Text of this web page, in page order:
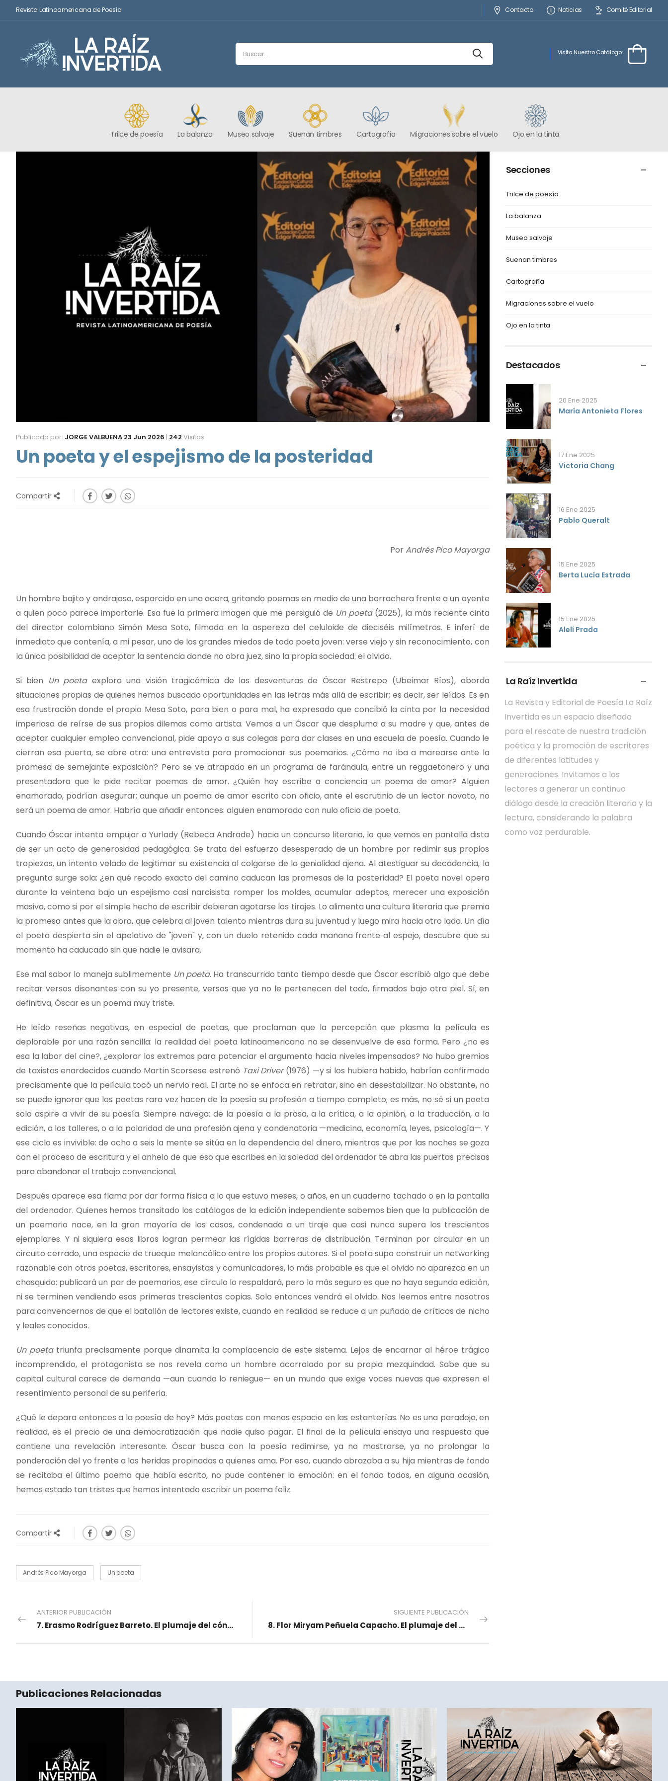
Revista Latinoamericana de Poesía Contacto Noticias Comité Editorial
Visita Nuestro Catálogo:
Trilce de poesía La balanza Museo salvaje Suenan timbres Cartografía Migraciones sobre el vuelo Ojo en la tinta
Publicado por: JORGE VALBUENA 23 Jun 2026 | 242 Visitas
Un poeta y el espejismo de la posteridad
Compartir
PorAndrés Pico Mayorga
Un hombre bajito y andrajoso, esparcido en una acera, gritando poemas en medio de una borrachera frente a un oyente
a quien poco parece importarle. Esa fue la primera imagen que me persiguió de Un poeta(2025), la más reciente cinta
del director colombiano Simón Mesa Soto, filmada en la aspereza del celuloide de dieciséis milímetros. E inferí de
inmediato que contenía, a mi pesar, uno de los grandes miedos de todo poeta joven: verse viejo y sin reconocimiento, con
la única posibilidad de aceptar la sentencia donde no obra juez, sino la propia sociedad: el olvido.
Si bien Un poetaexplora una visión tragicómica de las desventuras de Óscar Restrepo (Ubeimar Ríos), aborda
situaciones propias de quienes hemos buscado oportunidades en las letras más allá de escribir; es decir, ser leídos. Es en
esa frustración donde el propio Mesa Soto, para bien o para mal, ha expresado que concibió la cinta por la necesidad
imperiosa de reírse de sus propios dilemas como artista. Vemos a un Óscar que despluma a su madre y que, antes de
aceptar cualquier empleo convencional, pide apoyo a sus colegas para dar clases en una escuela de poesía. Cuando le
cierran esa puerta, se abre otra: una entrevista para promocionar sus poemarios. ¿Cómo no iba a marearse ante la
promesa de semejante exposición? Pero se ve atrapado en un programa de farándula, entre un reggaetonero y una
presentadora que le pide recitar poemas de amor. ¿Quién hoy escribe a conciencia un poema de amor? Alguien
enamorado, podrían asegurar; aunque un poema de amor escrito con oficio, ante el escrutinio de un lector novato, no
será un poema de amor. Habría que añadir entonces: alguien enamorado con nulo oficio de poeta.
Cuando Óscar intenta empujar a Yurlady (Rebeca Andrade) hacia un concurso literario, lo que vemos en pantalla dista
de ser un acto de generosidad pedagógica. Se trata del esfuerzo desesperado de un hombre por redimir sus propios
tropiezos, un intento velado de legitimar su existencia al colgarse de la genialidad ajena. Al atestiguar su decadencia, la
pregunta surge sola: ¿en qué recodo exacto del camino caducan las promesas de la posteridad? El poeta novel opera
durante la veintena bajo un espejismo casi narcisista: romper los moldes, acumular adeptos, merecer una exposición
masiva, como si por el simple hecho de escribir debieran agotarse los tirajes. Lo alimenta una cultura literaria que premia
la promesa antes que la obra, que celebra al joven talento mientras dura su juventud y luego mira hacia otro lado. Un día
el poeta despierta sin el apelativo de "joven" y, con un duelo retenido cada mañana frente al espejo, descubre que su
momento ha caducado sin que nadie le avisara.
Ese mal sabor lo maneja sublimemente Un poeta. Ha transcurrido tanto tiempo desde que Óscar escribió algo que debe
recitar versos disonantes con su yo presente, versos que ya no le pertenecen del todo, firmados bajo otra piel. Sí, en
definitiva, Óscar es un poema muy triste.
He leído reseñas negativas, en especial de poetas, que proclaman que la percepción que plasma la película es
deplorable por una razón sencilla: la realidad del poeta latinoamericano no se desenvuelve de esa forma. Pero ¿no es
esa la labor del cine?, ¿explorar los extremos para potenciar el argumento hacia niveles impensados? No hubo gremios
de taxistas enardecidos cuando Martin Scorsese estrenó Taxi Driver(1976) —y si los hubiera habido, habrían confirmado
precisamente que la película tocó un nervio real. El arte no se enfoca en retratar, sino en desestabilizar. No obstante, no
se puede ignorar que los poetas rara vez hacen de la poesía su profesión a tiempo completo; es más, no sé si un poeta
solo aspire a vivir de su poesía. Siempre navega: de la poesía a la prosa, a la crítica, a la opinión, a la traducción, a la
edición, a los talleres, o a la polaridad de una profesión ajena y condenatoria —medicina, economía, leyes, psicología—. Y
ese ciclo es invivible: de ocho a seis la mente se sitúa en la dependencia del dinero, mientras que por las noches se goza
con el proceso de escritura y el anhelo de que eso que escribes en la soledad del ordenador te abra las puertas precisas
para abandonar el trabajo convencional.
Después aparece esa flama por dar forma física a lo que estuvo meses, o años, en un cuaderno tachado o en la pantalla
del ordenador. Quienes hemos transitado los catálogos de la edición independiente sabemos bien que la publicación de
un poemario nace, en la gran mayoría de los casos, condenada a un tiraje que casi nunca supera los trescientos
ejemplares. Y ni siquiera esos libros logran permear las rígidas barreras de distribución. Terminan por circular en un
circuito cerrado, una especie de trueque melancólico entre los propios autores. Si el poeta supo construir un networking
razonable con otros poetas, escritores, ensayistas y comunicadores, lo más probable es que el olvido no aparezca en un
chasquido: publicará un par de poemarios, ese círculo lo respaldará, pero lo más seguro es que no haya segunda edición,
ni se terminen vendiendo esas primeras trescientas copias. Solo entonces vendrá el olvido. Nos leemos entre nosotros
para convencernos de que el batallón de lectores existe, cuando en realidad se reduce a un puñado de críticos de nicho
y leales conocidos.
Un poetatriunfa precisamente porque dinamita la complacencia de este sistema. Lejos de encarnar al héroe trágico
incomprendido, el protagonista se nos revela como un hombre acorralado por su propia mezquindad. Sabe que su
capital cultural carece de demanda —aun cuando lo reniegue— en un mundo que exige voces nuevas que expresen el
resentimiento personal de su periferia.
¿Qué le depara entonces a la poesía de hoy? Más poetas con menos espacio en las estanterías. No es una paradoja, en
realidad, es el precio de una democratización que nadie quiso pagar. El final de la película ensaya una respuesta que
contiene una revelación interesante. Óscar busca con la poesía redimirse, ya no mostrarse, ya no prolongar la
ponderación del yo frente a las heridas propinadas a quienes ama. Por eso, cuando abrazaba a su hija mientras de fondo
se recitaba el último poema que había escrito, no pude contener la emoción: en el fondo todos, en alguna ocasión,
hemos estado tan tristes que hemos intentado escribir un poema feliz.
Compartir
Andrés Pico Mayorga Un poeta
ANTERIOR PUBLICACIÓN
7. Erasmo Rodríguez Barreto. El plumaje del cóndor
SIGUIENTE PUBLICACIÓN
8. Flor Miryam Peñuela Capacho. El plumaje del cóndor
Secciones
Trilce de poesía
La balanza
Museo salvaje
Suenan timbres
Cartografía
Migraciones sobre el vuelo
Ojo en la tinta
Destacados
20 Ene 2025
María Antonieta Flores
17 Ene 2025
Victoria Chang
16 Ene 2025
Pablo Queralt
15 Ene 2025
Berta Lucía Estrada
15 Ene 2025
Alelí Prada
La Raíz Invertida
La Revista y Editorial de Poesía La Raíz
Invertida es un espacio diseñado
para el rescate de nuestra tradición
poética y la promoción de escritores
de diferentes latitudes y
generaciones. Invitamos a los
lectores a generar un continuo
diálogo desde la creación literaria y la
lectura, considerando la palabra
como voz perdurable.
Publicaciones Relacionadas